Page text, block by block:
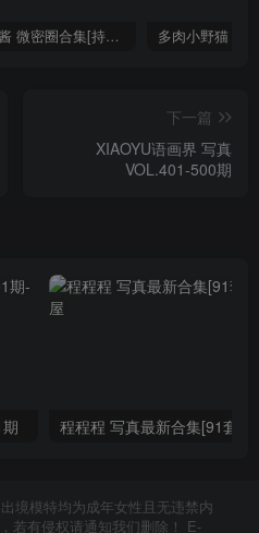
八酱 微密圈合集[持续更新]
下一篇
XIAOYU语画界 写真
VOL.401-500期
程程程 写真最新合集[91套]
境模特均为成年女性且无违禁内
若有侵权请通知我们删除！ E-